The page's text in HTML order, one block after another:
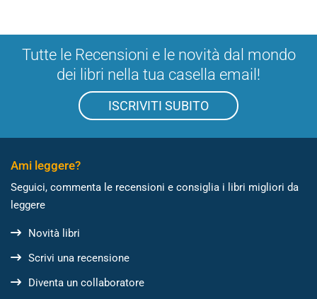
Tutte le Recensioni e le novità dal mondo
dei libri nella tua casella email!
ISCRIVITI SUBITO
Ami leggere?
Seguici, commenta le recensioni e consiglia i libri migliori da
leggere
Novità libri
Scrivi una recensione
Diventa un collaboratore